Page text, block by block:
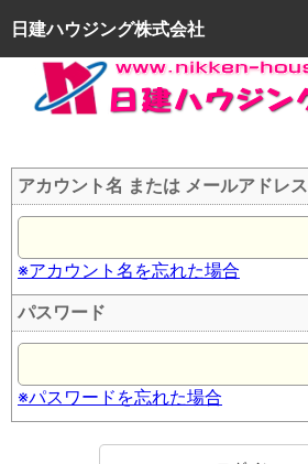
日建ハウジング株式会社
アカウント名 または メールアドレス
※アカウント名を忘れた場合
パスワード
※パスワードを忘れた場合